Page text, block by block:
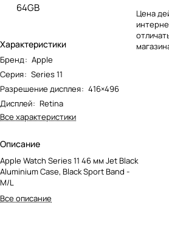
64GB
Характеристики
Бренд: Apple
Серия: Series 11
Разрешение дисплея: 416×496
Дисплей: Retina
Все характеристики
Описание
Apple Watch Series 11 46 мм Jet Black
Aluminium Case, Black Sport Band -
M/L
Все описание
Цена